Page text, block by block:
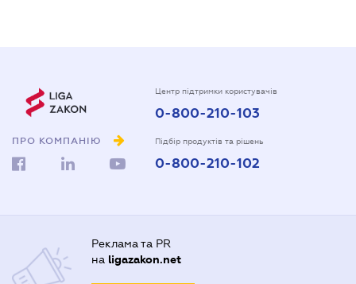
ПРО КОМПАНІЮ
Центр підтримки користувачів
0-800-210-103
Підбір продуктів та рішень
0-800-210-102
Реклама та PR
на ligazakon.net